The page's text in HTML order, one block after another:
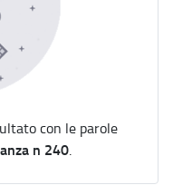
con le parole
n 240.